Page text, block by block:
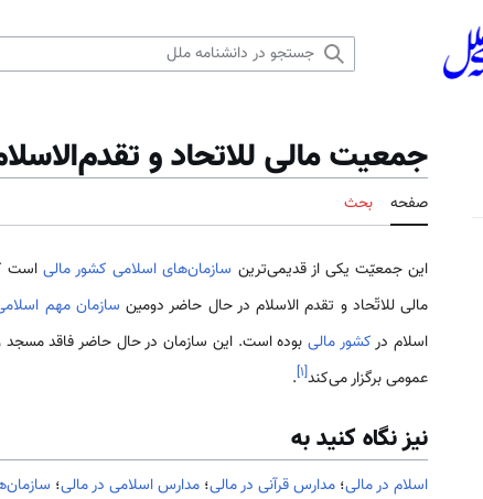
جمعیت مالی للاتحاد و
صفحه بحث
این جمعیّت یکی از قدیمی‌‌‌‌‌ترین سازمان‌های اسلامی‌ کشور مالی است که در
مالی للاتّحاد و تقدم الاسلام در حال حاضر دومین سازمان مهم
اسلام درکشور مالی بوده است. این سازمان در حال حاضر فاقد
عمومی‌ برگزار می‌کند[۱]
.
نیز نگاه کنید به
اسلام در مالی؛ مدارس قرآنی در مالی؛ مدارس اسلامی در مالی؛